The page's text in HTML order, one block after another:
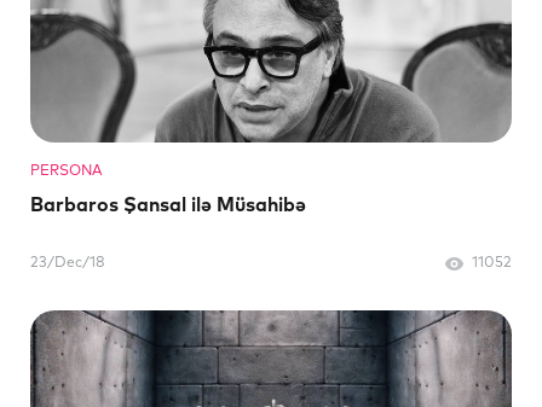
PERSONA
Barbaros Şansal ilə Müsahibə
23/Dec/18 11052